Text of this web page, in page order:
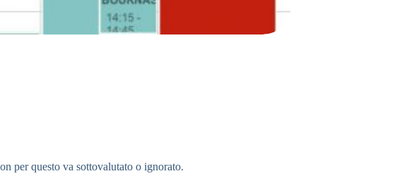
per questo va sottovalutato o ignorato.